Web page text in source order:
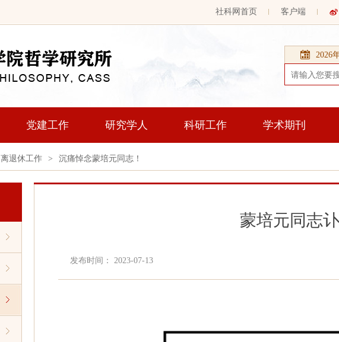
社科网首页 客户端
2026
党建工作 研究学人 科研工作 学术期刊
离退休工作 > 沉痛悼念蒙培元同志！
蒙培元同志
发布时间： 2023-07-13